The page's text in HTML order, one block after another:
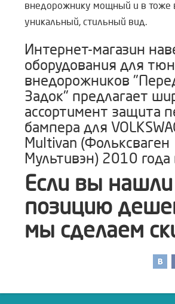
внедорожнику мощный и в тоже
уникальный, стильный вид.
Интернет-магазин
оборудования для
внедорожников
Задок" предлагает
ассортимент защита
бампера для
Multivan (Фольксваген
Мультивэн) 2010 года
Если вы нашли
позицию
мы сделаем